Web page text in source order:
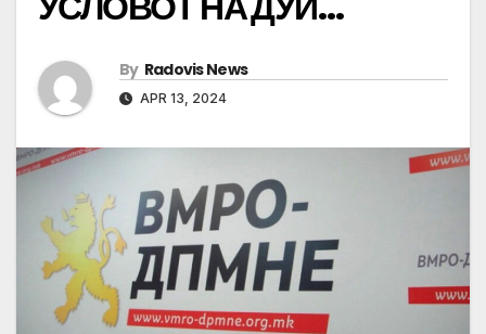
By Radovis News
APR 13, 2024